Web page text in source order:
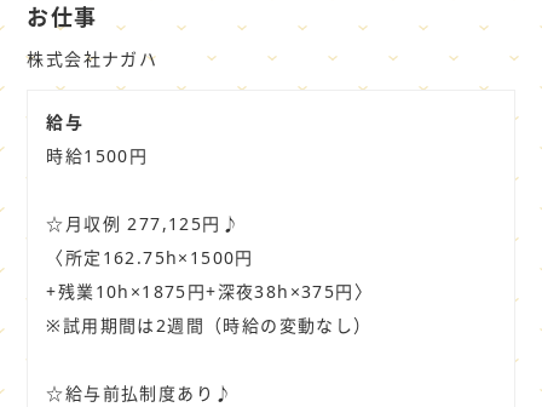
お仕事
株式会社ナガハ
給与
時給1500円
☆月収例 277,125円♪
〈所定162.75h×1500円
+残業10h×1875円+深夜38h×375円〉
※試用期間は2週間（時給の変動なし）
☆給与前払制度あり♪